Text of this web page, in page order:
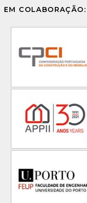
EM COLABORAÇÃO: